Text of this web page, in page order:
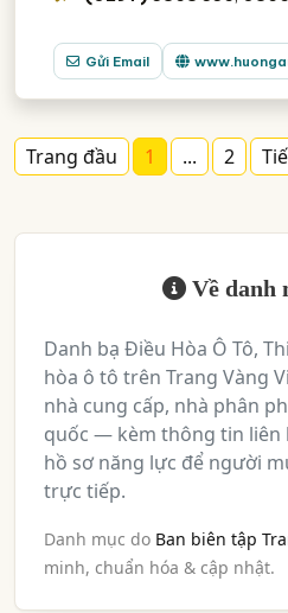
Gửi Email
Trang đầu 1 ... 2
Về danh
Danh bạ Điều Hòa Ô Tô,
hòa ô tô trên Trang Vàng
nhà cung cấp, nhà phân
quốc — kèm thông tin liên
hồ sơ năng lực để người
trực tiếp.
Danh mục do Ban biên tập
minh, chuẩn hóa & cập nhật.